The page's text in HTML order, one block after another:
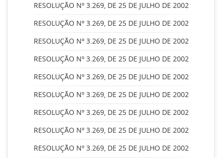
RESOLUÇÃO Nº 3.269, DE 25 DE JULHO DE 2002
RESOLUÇÃO Nº 3.269, DE 25 DE JULHO DE 2002
RESOLUÇÃO Nº 3.269, DE 25 DE JULHO DE 2002
RESOLUÇÃO Nº 3.269, DE 25 DE JULHO DE 2002
RESOLUÇÃO Nº 3.269, DE 25 DE JULHO DE 2002
RESOLUÇÃO Nº 3.269, DE 25 DE JULHO DE 2002
RESOLUÇÃO Nº 3.269, DE 25 DE JULHO DE 2002
RESOLUÇÃO Nº 3.269, DE 25 DE JULHO DE 2002
RESOLUÇÃO Nº 3.269, DE 25 DE JULHO DE 2002